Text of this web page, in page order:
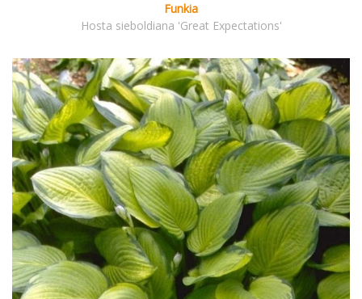
Funkia
Hosta sieboldiana 'Great Expectations'